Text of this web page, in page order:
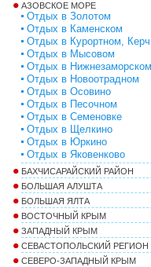
АЗОВСКОЕ МОРЕ
Отдых в Золотом
Отдых в Каменском
Отдых в Курортном,
Отдых в Мысовом
Отдых в Нижнезаморском
Отдых в Новоотрадном
Отдых в Осовино
Отдых в Песочном
Отдых в Семеновке
Отдых в Щелкино
Отдых в Юркино
Отдых в Яковенково
БАХЧИСАРАЙСКИЙ РАЙОН
БОЛЬШАЯ АЛУШТА
БОЛЬШАЯ ЯЛТА
ВОСТОЧНЫЙ КРЫМ
ЗАПАДНЫЙ КРЫМ
СЕВАСТОПОЛЬСКИЙ РЕГИОН
СЕВЕРО-ЗАПАДНЫЙ КРЫМ